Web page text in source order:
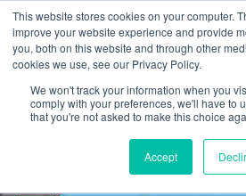
This website stores cookies on your computer.
improve your website experience and provide
you, both on this website and through other
cookies we use, see our Privacy Policy.
We won't track your information when you
comply with your preferences, we'll have to
that you're not asked to make this choice
Accept
L T M P